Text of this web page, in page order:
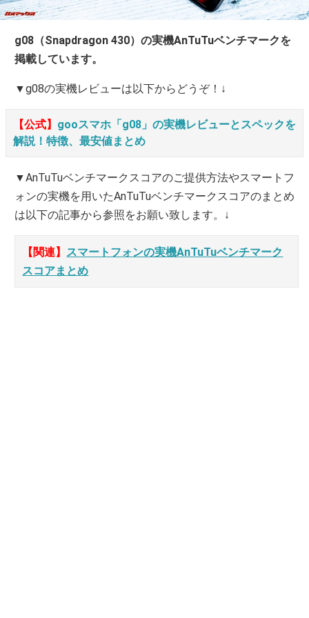
g08（Snapdragon 430）の実機AnTuTuベンチマークを
掲載しています。
▼g08の実機レビューは以下からどうぞ！↓
【公式】 gooスマホ「g08」の実機レビューとスペックを
解説！特徴、最安値まとめ
▼AnTuTuベンチマークスコアのご提供方法やスマートフ
ォンの実機を用いたAnTuTuベンチマークスコアのまとめ
は以下の記事から参照をお願い致します。↓
【関連】 スマートフォンの実機AnTuTuベンチマーク
スコアまとめ